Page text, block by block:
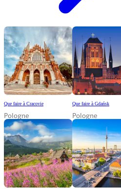
Que faire à Cracovie
Pologne
Que faire à Gdańsk
Pologne